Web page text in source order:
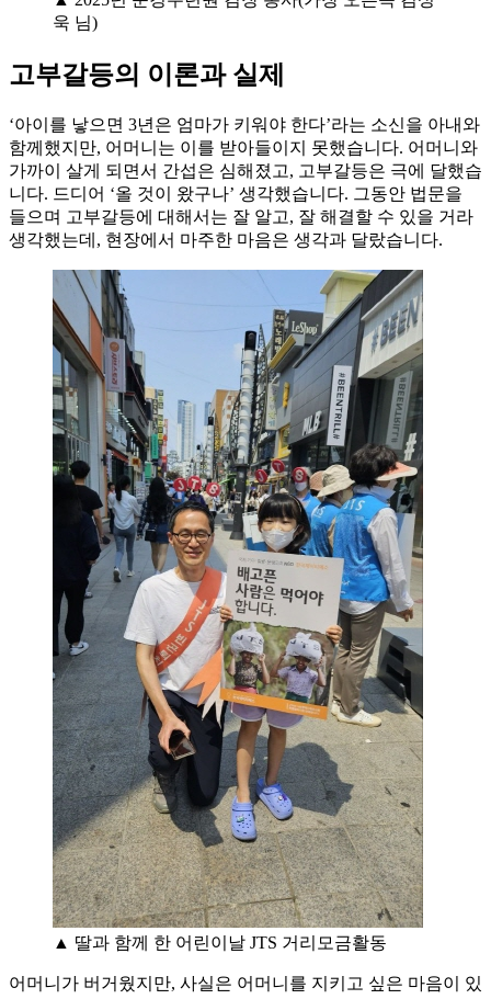
욱 님)
고부갈등의 이론과 실제
‘아이를 낳으면 3년은 엄마가 키워야 한다’라는 소신을 아내와
함께했지만, 어머니는 이를 받아들이지 못했습니다. 어머니와
가까이 살게 되면서 간섭은 심해졌고, 고부갈등은 극에 달했습
니다. 드디어 ‘올 것이 왔구나’ 생각했습니다. 그동안 법문을
들으며 고부갈등에 대해서는 잘 알고, 잘 해결할 수 있을 거라
생각했는데, 현장에서 마주한 마음은 생각과 달랐습니다.
▲ 딸과 함께 한 어린이날 JTS 거리모금활동
어머니가 버거웠지만, 사실은 어머니를 지키고 싶은 마음이 있